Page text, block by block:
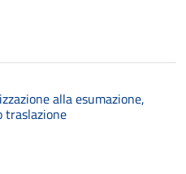
alla esumazione,
traslazione